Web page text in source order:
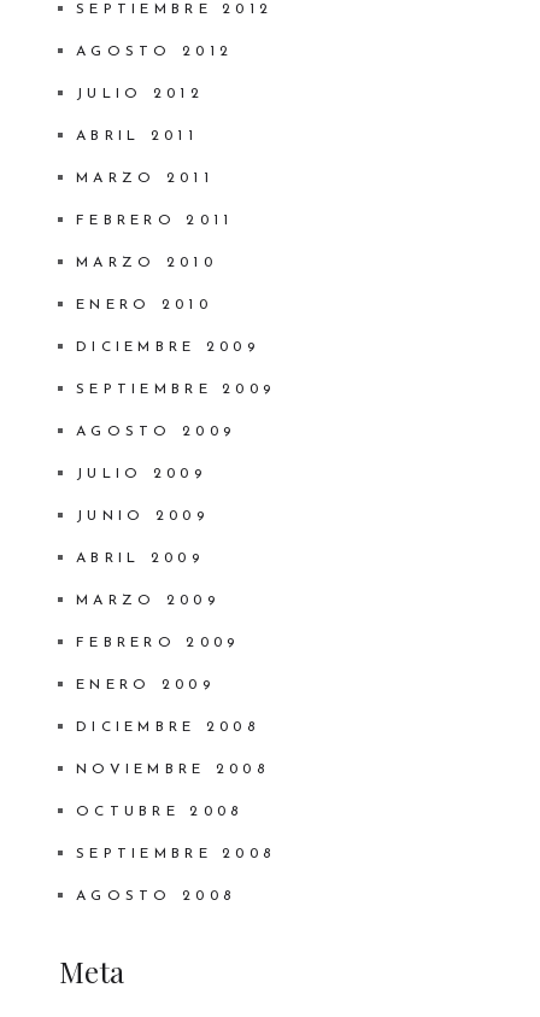
SEPTIEMBRE 2012
AGOSTO 2012
JULIO 2012
ABRIL 2011
MARZO 2011
FEBRERO 2011
MARZO 2010
ENERO 2010
DICIEMBRE 2009
SEPTIEMBRE 2009
AGOSTO 2009
JULIO 2009
JUNIO 2009
ABRIL 2009
MARZO 2009
FEBRERO 2009
ENERO 2009
DICIEMBRE 2008
NOVIEMBRE 2008
OCTUBRE 2008
SEPTIEMBRE 2008
AGOSTO 2008
Meta